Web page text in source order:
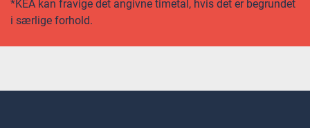
*KEA kan fravige det angivne timetal, hvis det er begrundet
i særlige forhold.